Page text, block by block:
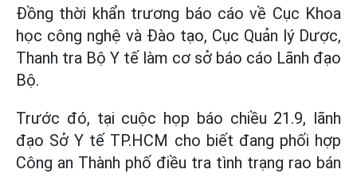
Đồng thời khẩn trương báo cáo về Cục Khoa
học công nghệ và Đào tạo, Cục Quản lý Dược,
Thanh tra Bộ Y tế làm cơ sở báo cáo Lãnh đạo
Bộ.
Trước đó, tại cuộc họp báo chiều 21.9, lãnh
đạo Sở Y tế TP.HCM cho biết đang phối hợp
Công an Thành phố điều tra tình trạng rao bán